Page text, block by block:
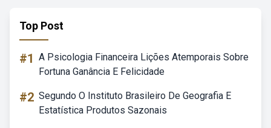
Top Post
#1 A Psicologia Financeira Lições Atemporais Sobre
Fortuna Ganância E Felicidade
#2 Segundo O Instituto Brasileiro De Geografia E
Estatística Produtos Sazonais